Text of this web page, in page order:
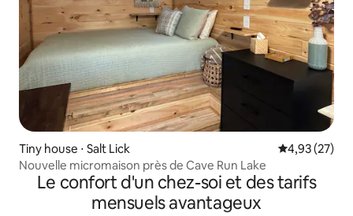
Tiny house ⋅ Salt Lick Évaluation
4,93 (27)
Nouvelle micromaison près de Cave Run Lake
Le confort d'un chez-soi et des tarifs
mensuels avantageux